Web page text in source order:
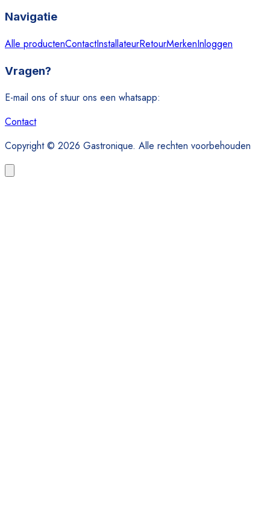
Navigatie
Alle productenContactInstallateurRetourMerkenInloggen
Vragen?
E-mail ons of stuur ons een whatsapp:
Contact
Copyright © 2026 Gastronique. Alle rechten voorbehouden